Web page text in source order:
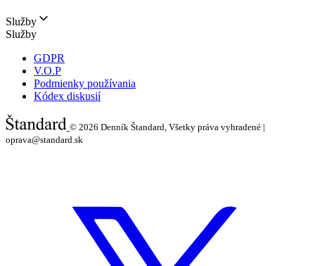
Služby
Služby
GDPR
V.O.P
Podmienky používania
Kódex diskusií
© 2026 Denník Štandard, Všetky práva vyhradené |
oprava@standard.sk